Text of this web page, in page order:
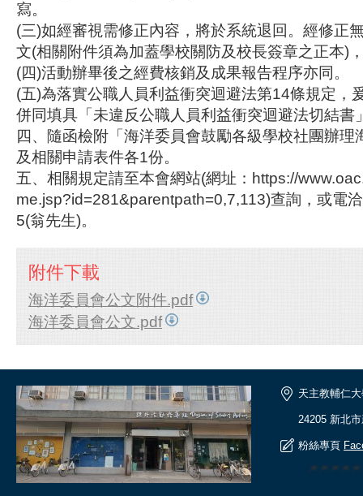
寫。
(三)如經審視需修正內容，將於系統退回。經修正
文(相關附件須為加蓋學校關防及校長簽章之正本)
(四)活動辦畢後之經費核銷及成果報告程序亦同。
(五)為落實公職人員利益衝突迴避法第14條規定，
併同填具「未違反公職人員利益衝突迴避法切結書
四、隨函檢附「海洋委員會鼓勵各級學校社團辦理
及相關申請表件各1份。
五、相關規定請至本會網站(網址：https://
me.jsp?id=281&parentpath=0,7,113)查詢，或電
5(翁先生)。
附件下載
海洋委員會公文附件.pdf
海洋委員會公文.pdf
天主教輔仁
24205 新北
粉絲專頁